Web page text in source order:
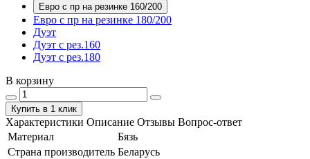
Евро с пр на резинке 160/200
Евро с пр на резинке 180/200
Дуэт
Дуэт с рез.160
Дуэт с рез.180
В корзину
Купить в 1 клик
Характеристики Описание Отзывы Вопрос-ответ
Материал
Бязь
Страна производитель Беларусь